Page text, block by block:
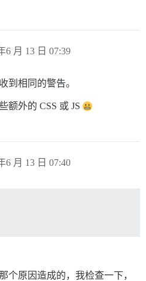
6 月 13 日 07:39
到相同的警告。
额外的 CSS 或 JS
6 月 13 日 07:40
个原因造成的，我检查一下，